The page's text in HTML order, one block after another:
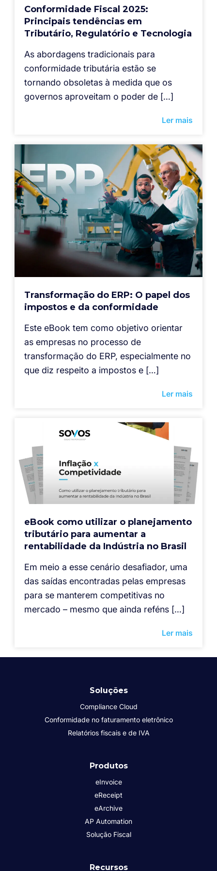
Conformidade Fiscal 2025:
Principais tendências em
Tributário, Regulatório e Tecnologia
As abordagens tradicionais para
conformidade tributária estão se
tornando obsoletas à medida que os
governos aproveitam o poder de […]
Ler mais
Transformação do ERP: O papel dos
impostos e da conformidade
Este eBook tem como objetivo orientar
as empresas no processo de
transformação do ERP, especialmente no
que diz respeito a impostos e […]
Ler mais
eBook como utilizar o planejamento
tributário para aumentar a
rentabilidade da Indústria no Brasil
Em meio a esse cenário desafiador, uma
das saídas encontradas pelas empresas
para se manterem competitivas no
mercado – mesmo que ainda reféns […]
Ler mais
Soluções
Compliance Cloud
Conformidade no faturamento eletrônico
Relatórios fiscais e de IVA
Produtos
eInvoice
eReceipt
eArchive
AP Automation
Solução Fiscal
Recursos